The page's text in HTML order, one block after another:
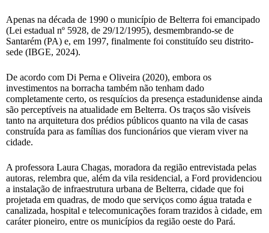
Apenas na década de 1990 o município de Belterra foi emancipado
(Lei estadual nº 5928, de 29/12/1995), desmembrando-se de
Santarém (PA) e, em 1997, finalmente foi constituído seu distrito-
sede (IBGE, 2024).
De acordo com Di Perna e Oliveira (2020), embora os
investimentos na borracha também não tenham dado
completamente certo, os resquícios da presença estadunidense ainda
são perceptíveis na atualidade em Belterra. Os traços são visíveis
tanto na arquitetura dos prédios públicos quanto na vila de casas
construída para as famílias dos funcionários que vieram viver na
cidade.
A professora Laura Chagas, moradora da região entrevistada pelas
autoras, relembra que, além da vila residencial, a Ford providenciou
a instalação de infraestrutura urbana de Belterra, cidade que foi
projetada em quadras, de modo que serviços como água tratada e
canalizada, hospital e telecomunicações foram trazidos à cidade, em
caráter pioneiro, entre os municípios da região oeste do Pará.